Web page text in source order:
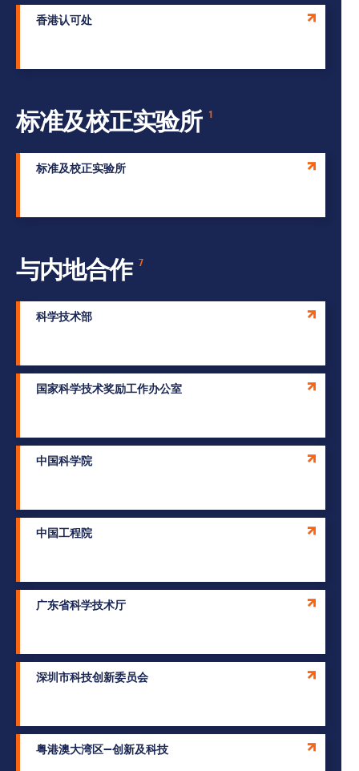
香港认可处
标准及校正实验所 1
标准及校正实验所
与内地合作 7
科学技术部
国家科学技术奖励工作办公室
中国科学院
中国工程院
广东省科学技术厅
深圳市科技创新委员会
粤港澳大湾区—创新及科技